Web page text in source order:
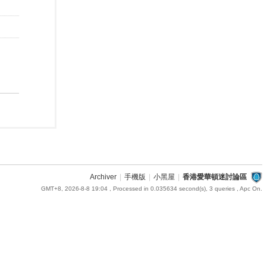
Archiver 手機版 小黑屋 香港愛華頓迷討論區
GMT+8, 2026-8-8 19:04, Processed in 0.035634 second(s), 3 queries , Apc On.